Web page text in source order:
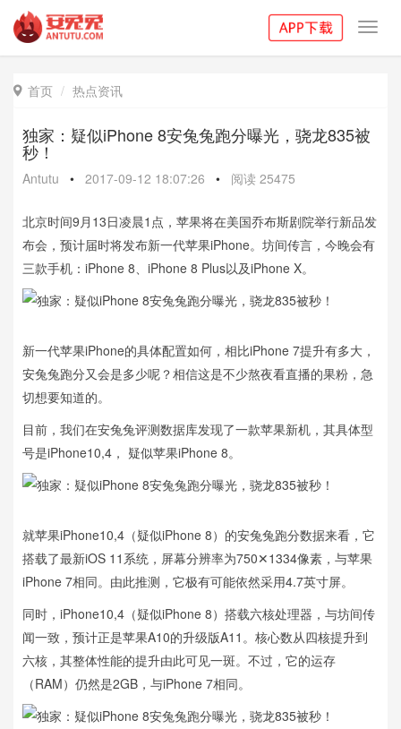
 首页 热点资讯
独家：疑似iPhone 8安兔兔跑分曝光，骁龙835被
秒！
Antutu • 2017-09-12 18:07:26 • 阅读 25475
北京时间9月13日凌晨1点，苹果将在美国乔布斯剧院举行新品发
布会，预计届时将发布新一代苹果iPhone。坊间传言，今晚会有
三款手机：iPhone 8、iPhone 8 Plus以及iPhone X。
新一代苹果iPhone的具体配置如何，相比iPhone 7提升有多大，
安兔兔跑分又会是多少呢？相信这是不少熬夜看直播的果粉，急
切想要知道的。
目前，我们在安兔兔评测数据库发现了一款苹果新机，其具体型
号是iPhone10,4， 疑似苹果iPhone 8。
就苹果iPhone10,4（疑似iPhone 8）的安兔兔跑分数据来看，它
搭载了最新iOS 11系统，屏幕分辨率为750✕1334像素，与苹果
iPhone 7相同。由此推测，它极有可能依然采用4.7英寸屏。
同时，iPhone10,4（疑似iPhone 8）搭载六核处理器，与坊间传
闻一致，预计正是苹果A10的升级版A11。核心数从四核提升到
六核，其整体性能的提升由此可见一斑。不过，它的运存
（RAM）仍然是2GB，与iPhone 7相同。